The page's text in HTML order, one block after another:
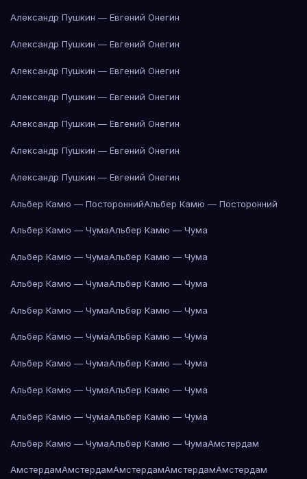
Александр Пушкин — Евгений Онегин
Александр Пушкин — Евгений Онегин
Александр Пушкин — Евгений Онегин
Александр Пушкин — Евгений Онегин
Александр Пушкин — Евгений Онегин
Александр Пушкин — Евгений Онегин
Александр Пушкин — Евгений Онегин
Альбер Камю — ПостороннийАльбер Камю — Посторонний
Альбер Камю — ЧумаАльбер Камю — Чума
Альбер Камю — ЧумаАльбер Камю — Чума
Альбер Камю — ЧумаАльбер Камю — Чума
Альбер Камю — ЧумаАльбер Камю — Чума
Альбер Камю — ЧумаАльбер Камю — Чума
Альбер Камю — ЧумаАльбер Камю — Чума
Альбер Камю — ЧумаАльбер Камю — Чума
Альбер Камю — ЧумаАльбер Камю — Чума
Альбер Камю — ЧумаАльбер Камю — ЧумаАмстердам
АмстердамАмстердамАмстердамАмстердамАмстердам